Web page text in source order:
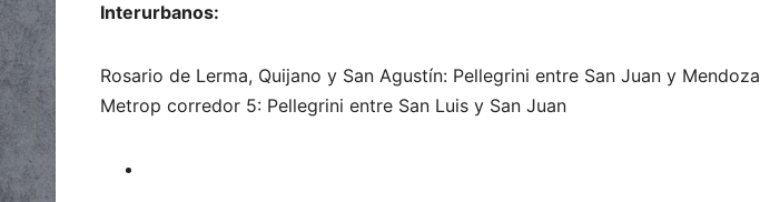
Interurbanos:
Rosario de Lerma, Quijano y San Agustín: Pellegrini entre San Juan y Mendoza
Metrop corredor 5: Pellegrini entre San Luis y San Juan